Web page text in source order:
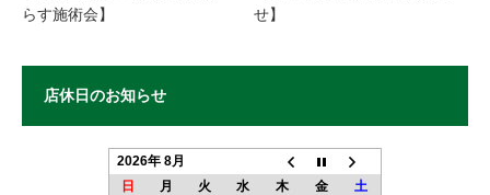
らす施術会】
せ】
店休日のお知らせ
2026年 8月
日
月 火 水 木 金
土